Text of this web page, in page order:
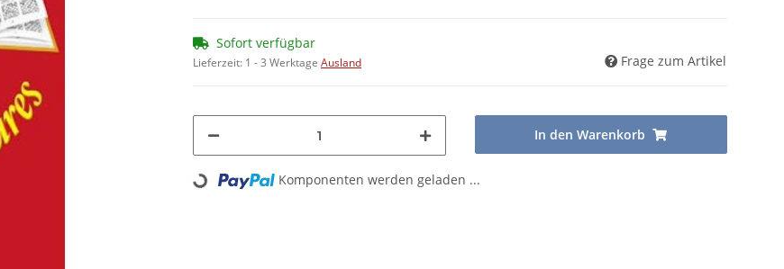
Sofort verfügbar
Lieferzeit: 1 - 3 Werktage Ausland Frage zum Artikel
In den Warenkorb
Loading... Komponenten werden geladen ...